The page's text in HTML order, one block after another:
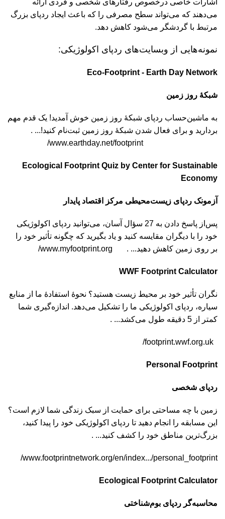
می‌دهند که می‌تواند سطح مصرفی را که باعث ایجاد ردپای بزرگ
مرتبط با گردشگر می‌شود کاهش دهد.
نمونه‌هایی از وبسایت‌های ردپای اکولوژیکی:
Eco-Footprint - Earth Day Network
شبکۀ روز زمین
به ماشین‌حساب ردپای شبکۀ روز زمین خوش آمدید! یک قدم مهم
بردارید و برای فعال شدن شبکۀ روز زمین ثبت‌نام کنید!... .
www.earthday.net/footprint/
Ecological Footprint Quiz by Center for Sustainable
Economy
آزمونک ردپای زیست‌محیطی مرکز اقتصاد پایدار
پس‌از پاسخ دادن به 27 سؤال آسان، می‌توانید ردپای اکولوژیکی
خود را با دیگران مقایسه کنید و یاد بگیرید که چگونه تأثیر خود را
بر روی زمین کاهش دهید... . www.myfootprint.org/
WWF Footprint Calculator
نگران تأثیر خود بر محیط زیست هستید؟ نحوۀ استفادۀ ما از منابع
سیاره، ردپای اکولوژیکی ما را تشکیل می‌دهد. اندازه‌گیری شما
کمتر از 5 دقیقه طول می‌کشد... .
Personal Footprint
ردپای شخصی
زمین با چه مساحتی برای حمایت از سبک زندگی شما لازم است؟
این مسابقه را انجام دهید تا ردپای اکولوژیکی خود را پیدا کنید،
بزرگ‌ترین مناطق خود را کشف کنید... .
www.footprintnetwork.org/en/index.../personal_footprint/
Ecological Footprint Calculator
محاسبه‌گر ردپای بوم‌شناختی